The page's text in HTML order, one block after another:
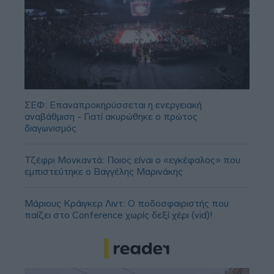
ΣΕΦ: Επαναπροκηρύσσεται η ενεργειακή
αναβάθμιση - Γιατί ακυρώθηκε ο πρώτος
διαγωνισμός
Τζέφρι Μονκαντά: Ποιος είναι ο «εγκέφαλος» που
εμπιστεύτηκε ο Βαγγέλης Μαρινάκης
Μάριους Κράιγκερ Λιντ: Ο ποδοσφαιριστής που
παίζει στο Conference χωρίς δεξί χέρι (vid)!